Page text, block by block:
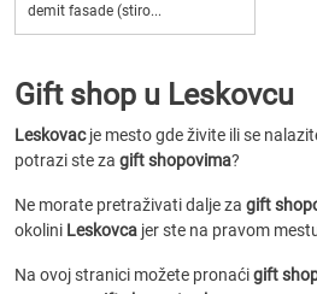
demit fasade (stiro...
Gift shop u Leskovcu
Leskovacje mesto gde živite ili se
potrazi ste za gift shopovima?
Ne morate pretraživati dalje za gift
okolini Leskovca jer ste na pravom
Na ovoj stranici možete pronaćigift